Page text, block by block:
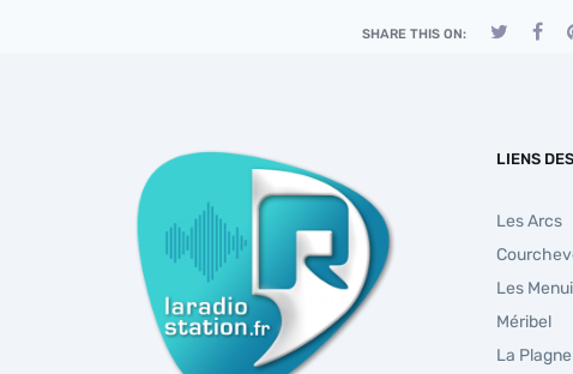
SHARE THIS ON:
LIENS
Les Arcs
Les
Méribel
La Plagne